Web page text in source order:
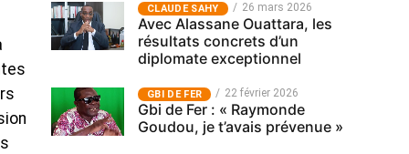
CLAUDE SAHY 26 mars 2026
Avec Alassane Ouattara, les
résultats concrets d’un
diplomate exceptionnel
GBI DE FER 22 février 2026
Gbi de Fer : « Raymonde
Goudou, je t’avais prévenue »